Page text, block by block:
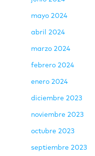
mayo 2024
abril 2024
marzo 2024
febrero 2024
enero 2024
diciembre 2023
noviembre 2023
octubre 2023
septiembre 2023